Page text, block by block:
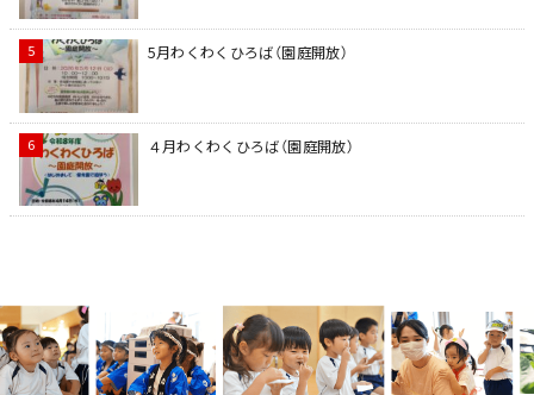
5月わくわくひろば（園庭開放）
４月わくわくひろば（園庭開放）